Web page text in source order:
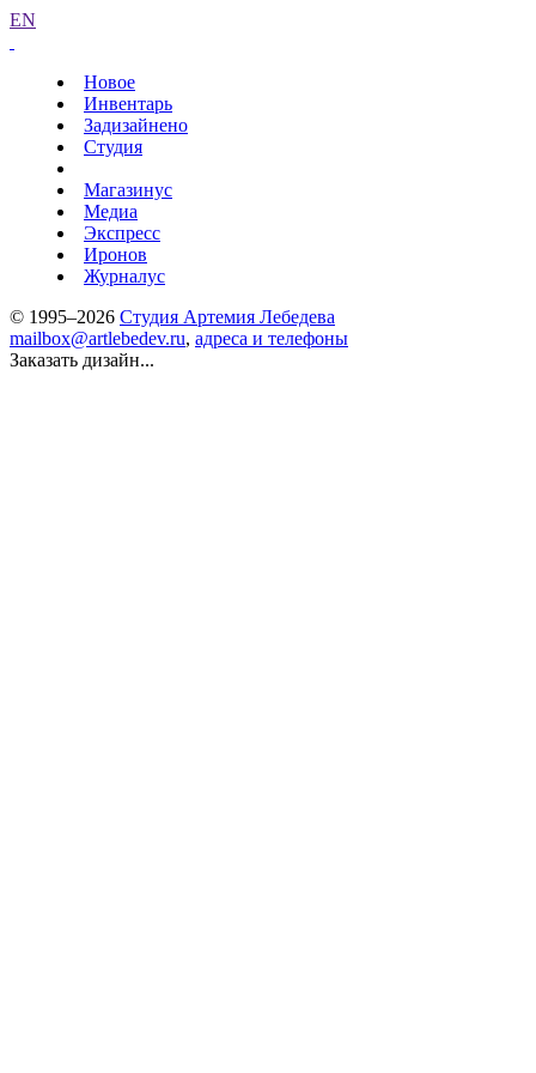
EN
Новое
Инвентарь
Задизайнено
Студия
Магазинус
Медиа
Экспресс
Иронов
Журналус
© 1995–2026 Студия Артемия Лебедева
mailbox@artlebedev.ru, адреса и телефоны
Заказать дизайн...